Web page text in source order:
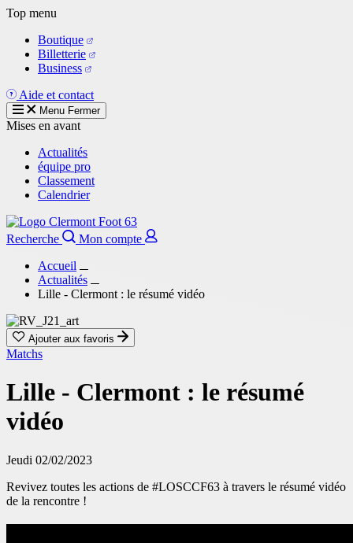
Aller
contenu
principal
Top menu
Boutique
Billetterie
Business
Aide et contact
Menu Fermer
Mises en avant
Actualités
équipe pro
Classement
Calendrier
Recherche
Mon compte
Accueil
Actualités
Lille - Clermont : le résumé vidéo
Ajouter aux favoris
Matchs
Lille - Clermont : le résumé
vidéo
Jeudi 02/02/2023
Revivez toutes les actions de #LOSCCF63 à travers le résumé vidéo
de la rencontre !